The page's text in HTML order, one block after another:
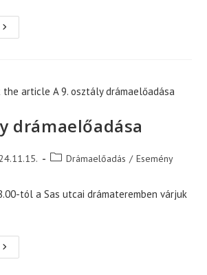
Osztálytanítót
drámaelőadása
PostDrámaelőadás / Esemény
tól a Sas utcai drámateremben várjuk